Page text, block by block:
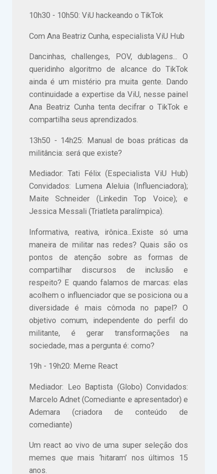
10h30 - 10h50: ViU hackeando o TikTok
Com Ana Beatriz Cunha, especialista ViU Hub
Dancinhas, challenges, POV, dublagens... O
queridinho algoritmo de alcance do TikTok
ainda é um mistério pra muita gente. Dando
continuidade a expertise da ViU, nesse painel
Ana Beatriz Cunha tenta decifrar o TikTok e
compartilha seus aprendizados.
13h50 - 14h25: Manual de boas práticas da
militância: será que existe?
Mediador: Tati Félix (Especialista ViU Hub)
Convidados: Lumena Aleluia (Influenciadora);
Maite Schneider (Linkedin Top Voice); e
Jessica Messali (Triatleta paralímpica).
Informativa, reativa, irônica...Existe só uma
maneira de militar nas redes? Quais são os
pontos de atenção sobre as formas de
compartilhar discursos de inclusão e
respeito? E quando falamos de marcas: elas
acolhem o influenciador que se posiciona ou a
diversidade é mais cômoda no papel? O
objetivo comum, independente do perfil do
militante, é gerar transformações na
sociedade, mas a pergunta é: como?
19h - 19h20: Meme React
Mediador: Leo Baptista (Globo) Convidados:
Marcelo Adnet (Comediante e apresentador) e
Ademara (criadora de conteúdo de
comediante)
Um react ao vivo de uma super seleção dos
memes que mais ‘hitaram’ nos últimos 15
anos.